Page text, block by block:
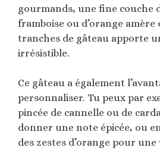
gourmands, une fine couche
framboise ou d’orange
tranches de gâteau apporte
irrésistible.
Ce gâteau a également
personnaliser. Tu peux par
pincée de cannelle ou de
donner une note épicée, ou
des zestes d’orange pour